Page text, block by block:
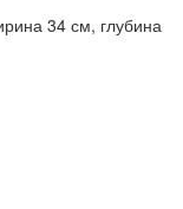
34 см, глубина